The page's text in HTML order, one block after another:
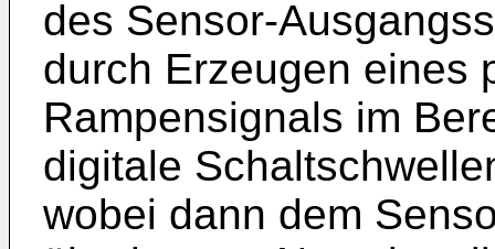
des Sensor-
durch Erzeugen eines
Rampensignals im
digitale
wobei dann dem